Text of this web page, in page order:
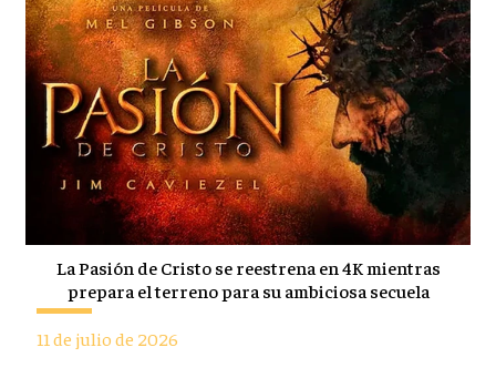
La Pasión de Cristo se reestrena en 4K mientras
prepara el terreno para su ambiciosa secuela
11 de julio de 2026